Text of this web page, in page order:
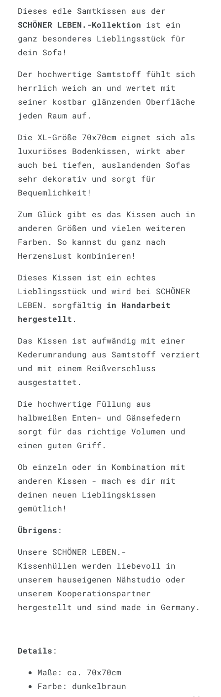
Dieses edle Samtkissen aus der
SCHÖNER LEBEN.-Kollektion ist ein
ganz besonderes Lieblingsstück für
dein Sofa!
Der hochwertige Samtstoff fühlt sich
herrlich weich an und wertet mit
seiner kostbar glänzenden Oberfläche
jeden Raum auf.
Die XL-Größe 70x70cm eignet sich als
luxuriöses Bodenkissen, wirkt aber
auch bei tiefen, auslandenden Sofas
sehr dekorativ und sorgt für
Bequemlichkeit!
Zum Glück gibt es das Kissen auch in
anderen Größen und vielen weiteren
Farben. So kannst du ganz nach
Herzenslust kombinieren!
Dieses Kissen ist ein echtes
Lieblingsstück und wird bei SCHÖNER
LEBEN. sorgfältig in Handarbeit
hergestellt .
Das Kissen ist aufwändig mit einer
Kederumrandung aus Samtstoff verziert
und mit einem Reißverschluss
ausgestattet.
Die hochwertige Füllung aus
halbweißen Enten- und Gänsefedern
sorgt für das richtige Volumen und
einen guten Griff.
Ob einzeln oder in Kombination mit
anderen Kissen - mach es dir mit
deinen neuen Lieblingskissen
gemütlich!
Übrigens :
Unsere SCHÖNER LEBEN.-
Kissenhüllen werden liebevoll in
unserem hauseigenen Nähstudio oder
unserem Kooperationspartner
hergestellt und sind made in Germany.
Details :
Maße: ca. 70x70cm
Farbe: dunkelbraun